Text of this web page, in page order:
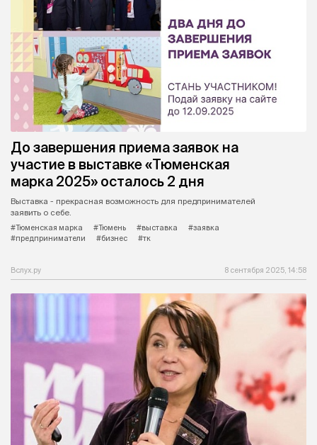
До завершения приема заявок на
участие в выставке «Тюменская
марка 2025» осталось 2 дня
Выставка - прекрасная возможность для предпринимателей
заявить о себе.
#Тюменская марка
#Тюмень #выставка
#заявка
#предприниматели
#бизнес #тк
Вслух.ру 8 сентября 2025, 14:58